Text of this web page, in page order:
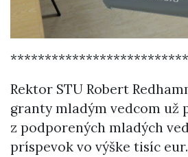
Rektor STU Robert
granty mladým vedcom už
z podporených mladých
príspevok vo výške tisíc